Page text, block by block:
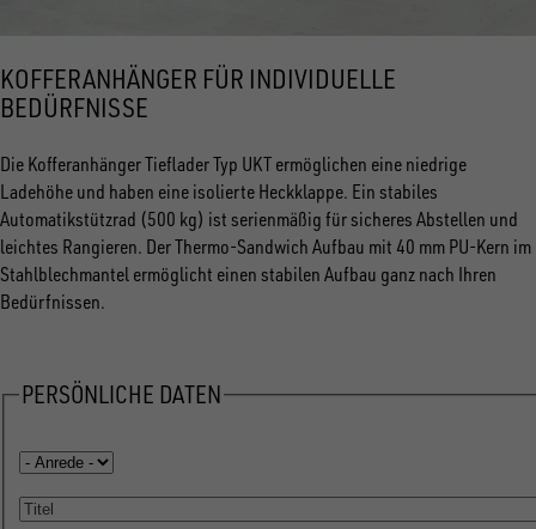
KOFFERANHÄNGER FÜR INDIVIDUELLE
BEDÜRFNISSE
Die Kofferanhänger Tieflader Typ UKT ermöglichen eine niedrige
Ladehöhe und haben eine isolierte Heckklappe. Ein stabiles
Automatikstützrad (500 kg) ist serienmäßig für sicheres Abstellen und
leichtes Rangieren. Der Thermo-Sandwich Aufbau mit 40 mm PU-Kern im
Stahlblechmantel ermöglicht einen stabilen Aufbau ganz nach Ihren
Bedürfnissen.
PERSÖNLICHE DATEN
Anrede
Titel